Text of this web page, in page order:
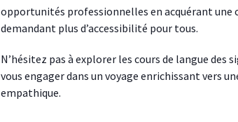
opportunités professionnelles en acquérant une
demandant plus d’accessibilité pour tous.
N’hésitez pas à explorer les cours de langue des
vous engager dans un voyage enrichissant vers
empathique.